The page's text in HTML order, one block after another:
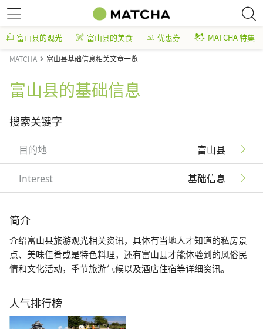
富山县的观光 富山县的美食 优惠券 MATCHA 特集
MATCHA 富山县基础信息相关文章一览
富山县的基础信息
搜索关键字
目的地 富山县
Interest 基础信息
简介
介绍富山县旅游观光相关资讯，具体有当地人才知道的私房景
点、美味佳肴或是特色料理，还有富山县才能体验到的风俗民
情和文化活动，季节旅游气候以及酒店住宿等详细资讯。
人气排行榜